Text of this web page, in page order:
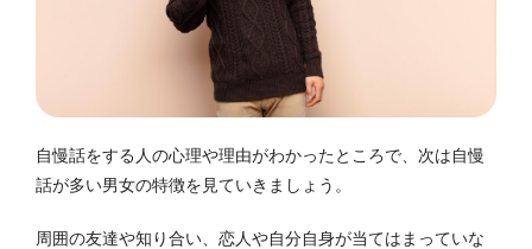
自慢話をする人の心理や理由がわかったところで、次は自慢
話が多い男女の特徴を見ていきましょう。
周囲の友達や知り合い、恋人や自分自身が当てはまっていな